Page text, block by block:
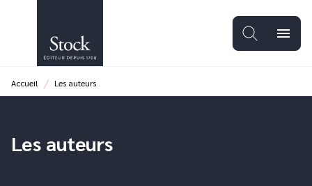
PIED DE PAGE
menu
Accueil / Les auteurs
Les auteurs